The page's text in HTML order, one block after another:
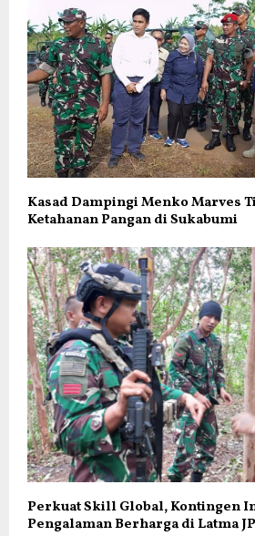
Kasad Dampingi Menko Marves
Ketahanan Pangan di Sukabumi
Perkuat Skill Global, Kontingen
Pengalaman Berharga di Latma